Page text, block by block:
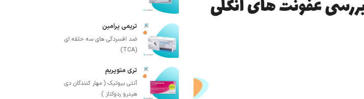
تریمی پرامین
ضد افسردگی های سه حلقه ای
(TCA)
تری متوپریم
آنتی بیوتیک ( مهار کنندگان دی
هیدرو ردوکتاز )